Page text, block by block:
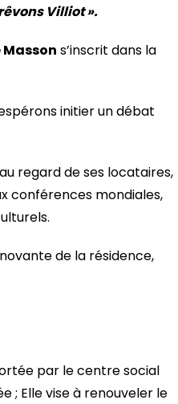
Villiot ».
s’inscrit dans la
initier un débat
regard de ses locataires,
conférences mondiales,
de la résidence,
par le centre social
; Elle vise à renouveler le